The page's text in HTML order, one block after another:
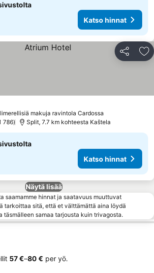
Katso hinnat
Jaa
makuja ravintola Cardossa
786 Split, 7.7 km kohteesta Kaštela
Katso hinnat
Näytä lisää
saamamme hinnat ja saatavuus muuttuvat
tarkoittaa sitä, että et välttämättä aina löydä
täsmälleen samaa tarjousta kuin trivagosta.
‎57 €–‎80 € per yö.